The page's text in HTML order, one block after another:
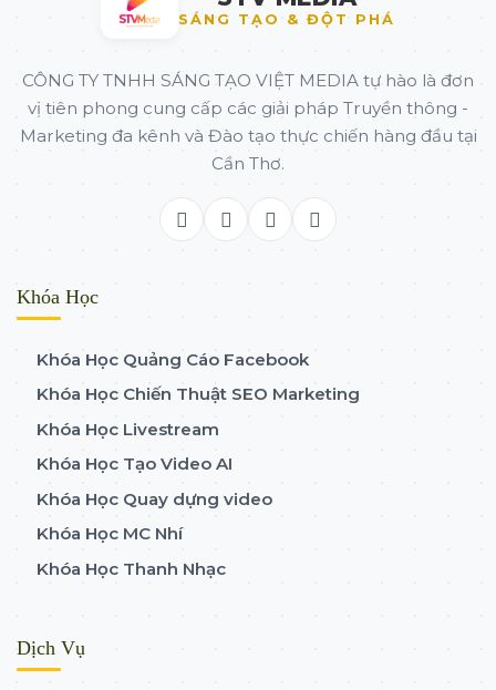
SÁNG TẠO & ĐỘT PHÁ
CÔNG TY TNHH SÁNG TẠO VIỆT MEDIA tự hào là đơn
vị tiên phong cung cấp các giải pháp Truyền thông -
Marketing đa kênh và Đào tạo thực chiến hàng đầu tại
Cần Thơ.
Khóa Học
Khóa Học Quảng Cáo Facebook
Khóa Học Chiến Thuật SEO Marketing
Khóa Học Livestream
Khóa Học Tạo Video AI
Khóa Học Quay dựng video
Khóa Học MC Nhí
Khóa Học Thanh Nhạc
Dịch Vụ